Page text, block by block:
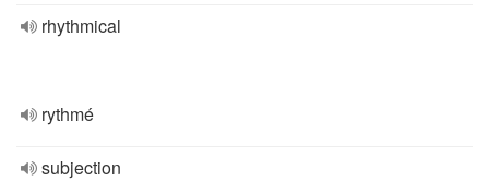
rhythmical
rythmé
subjection